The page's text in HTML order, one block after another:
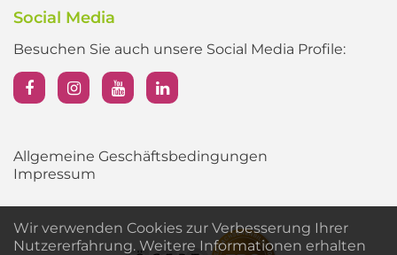
Social Media
Besuchen Sie auch unsere Social Media Profile:
Allgemeine Geschäftsbedingungen
Impressum
Wir verwenden Cookies zur Verbesserung Ihrer
Nutzererfahrung. Weitere Informationen erhalten